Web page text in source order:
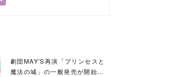
劇団MAY'S再演「プリンセスと
魔法の城」の一般発売が開始…